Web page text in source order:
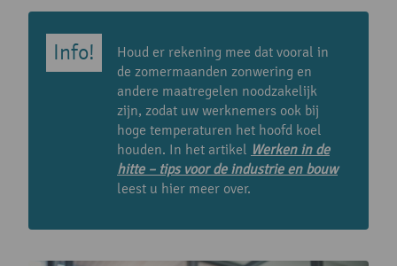
Houd er rekening mee dat vooral in
de zomermaanden zonwering en
andere maatregelen noodzakelijk
zijn, zodat uw werknemers ook bij
hoge temperaturen het hoofd koel
houden. In het artikel Werken in de
hitte – tips voor de industrie en bouw
leest u hier meer over.